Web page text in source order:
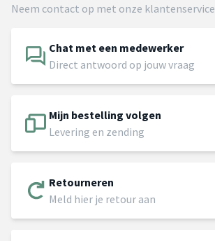
Neem contact op met onze klantenservice
Chat met een medewerker
Direct antwoord op jouw vraag
Mijn bestelling volgen
Levering en zending
Retourneren
Meld hier je retour aan